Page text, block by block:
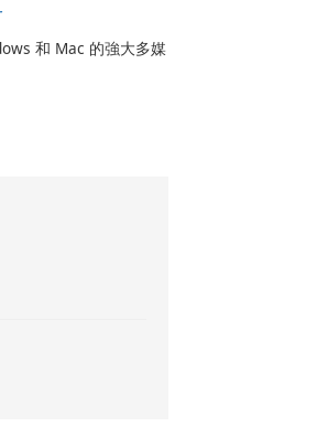
和 Mac 的強大多媒